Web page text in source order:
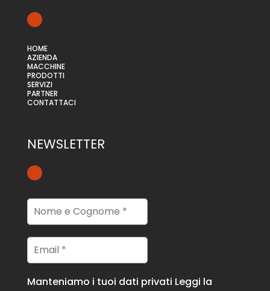
HOME
AZIENDA
MACCHINE
PRODOTTI
SERVIZI
PARTNER
CONTATTACI
NEWSLETTER
Manteniamo i tuoi dati privati Leggi la